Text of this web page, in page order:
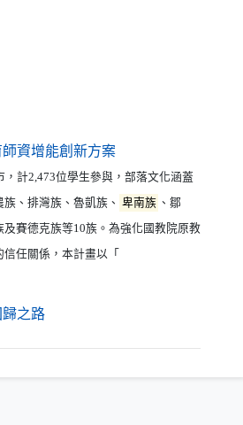
資增能創新方案（另開新視窗）
，計2,473位學生參與，部落文化涵蓋
、排灣族、魯凱族、 卑南族 、鄒
賽德克族等10族。為強化國教院原教
任關係，本計畫以「
之路（另開新視窗）